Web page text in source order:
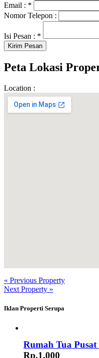
Email : *
Nomor Telepon :
Isi Pesan : *
Peta Lokasi
Location :
« Previous Property
Next Property »
Iklan Properti Serupa
Rumah Tua
Rp.1.000